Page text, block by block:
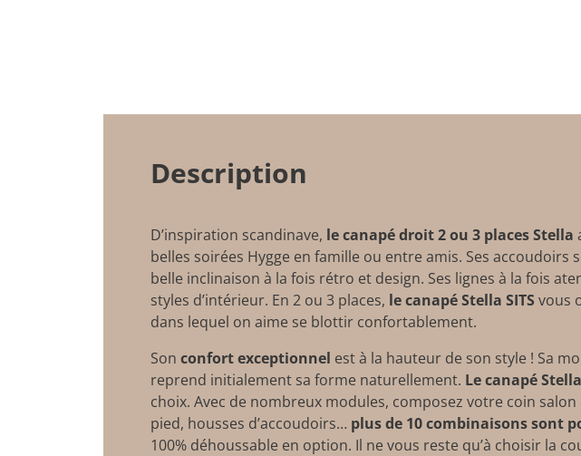
Description
D’inspiration scandinave, le canapé droit 2 ou 3 places Stella
belles soirées Hygge en famille ou entre amis. Ses
belle inclinaison à la fois rétro et design. Ses lignes à la fois
styles d’intérieur. En 2 ou 3 places, le canapé Stella SITSvous
dans lequel on aime se blottir confortablement.
Son confort exceptionnel est à la hauteur de son style ! Sa
reprend initialement sa forme naturellement. Le canapé Stella
choix. Avec de nombreux modules, composez votre coin
pied, housses d’accoudoirs… plus de 10 combinaisons sont
100% déhoussable en option. Il ne vous reste qu’à choisir la